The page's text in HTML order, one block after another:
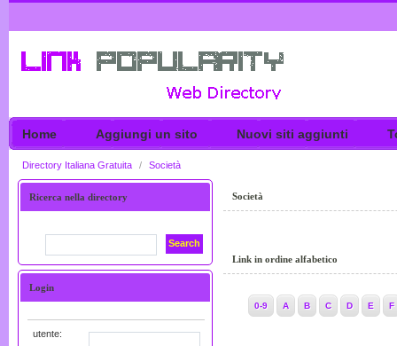
Home Aggiungi un sito Nuovi siti aggiunti
Directory Italiana Gratuita / Società
Ricerca nella directory
Search
Login
utente:
Società
Link in ordine alfabetico
0-9 A B C D E F